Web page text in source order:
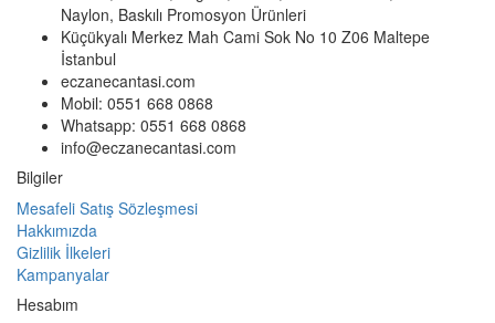
Naylon, Baskılı Promosyon Ürünleri
Küçükyalı Merkez Mah Cami Sok No 10 Z06 Maltepe
İstanbul
eczanecantasi.com
Mobil: 0551 668 0868
Whatsapp: 0551 668 0868
info@eczanecantasi.com
Bilgiler
Mesafeli Satış Sözleşmesi
Hakkımızda
Gizlilik İlkeleri
Kampanyalar
Hesabım